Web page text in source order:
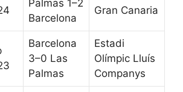
Palmas 1–2
Barcelona
Gran Canaria
Barcelona
3–0 Las
Palmas
Estadi
Olímpic Lluís
Companys